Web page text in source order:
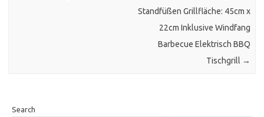
Standfüßen Grillfläche: 45cm x
22cm Inklusive Windfang
Barbecue Elektrisch BBQ
Tischgrill →
Search